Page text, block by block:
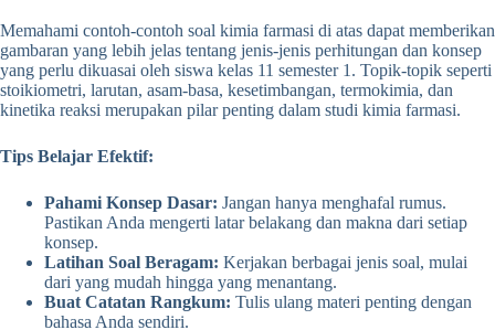
Memahami contoh-contoh soal kimia farmasi di atas dapat memberikan
gambaran yang lebih jelas tentang jenis-jenis perhitungan dan konsep
yang perlu dikuasai oleh siswa kelas 11 semester 1. Topik-topik seperti
stoikiometri, larutan, asam-basa, kesetimbangan, termokimia, dan
kinetika reaksi merupakan pilar penting dalam studi kimia farmasi.
Tips Belajar Efektif:
Pahami Konsep Dasar: Jangan hanya menghafal rumus.
Pastikan Anda mengerti latar belakang dan makna dari setiap
konsep.
Latihan Soal Beragam: Kerjakan berbagai jenis soal, mulai
dari yang mudah hingga yang menantang.
Buat Catatan Rangkum: Tulis ulang materi penting dengan
bahasa Anda sendiri.